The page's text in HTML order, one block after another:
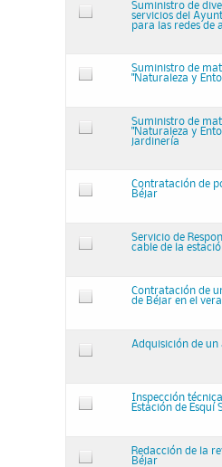
Suministro de
servicios del
para las redes de
Suministro de
"Naturaleza y
Suministro de
"Naturaleza y
jardinería
Contratación de
Béjar
Servicio de
cable de la
Contratación de
de Béjar en el
Adquisición de un
Inspección
Estación de Esquí
Redacción de la
Béjar